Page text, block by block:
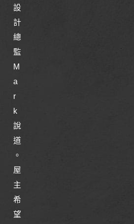
設
計
總
監
M
a
r
k
說
道
。
屋
主
希
望